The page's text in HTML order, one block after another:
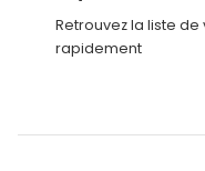
Retrouvez la liste
rapidement